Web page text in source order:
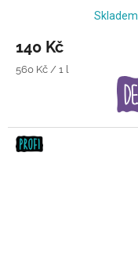
Skladem
140 Kč
Měrná
560 Kč / 1 l